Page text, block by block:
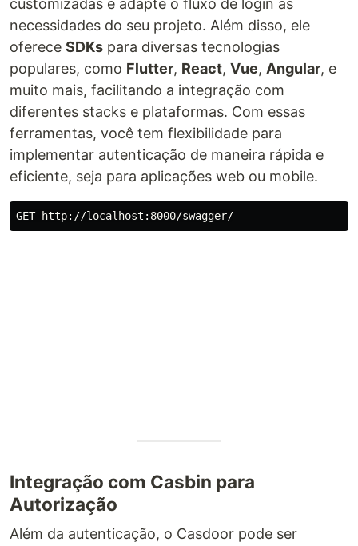
necessidades do seu projeto. Além disso, ele
oferece SDKs para diversas tecnologias
populares, como Flutter, React, Vue, Angular, e
muito mais, facilitando a integração com
diferentes stacks e plataformas. Com essas
ferramentas, você tem flexibilidade para
implementar autenticação de maneira rápida e
eficiente, seja para aplicações web ou mobile.
Integração com Casbin para
Autorização
Além da autenticação, o Casdoor pode ser